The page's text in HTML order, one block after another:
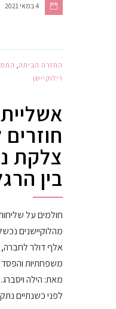
4 במאי 2021
החזרה הביתה
רילוקיישן
צלקת
בין
חולמים על
אלף דולר לחברה,
משפחתיות
מאת: הילה